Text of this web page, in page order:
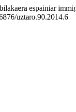
espainiar
uztaro.90.2014.6